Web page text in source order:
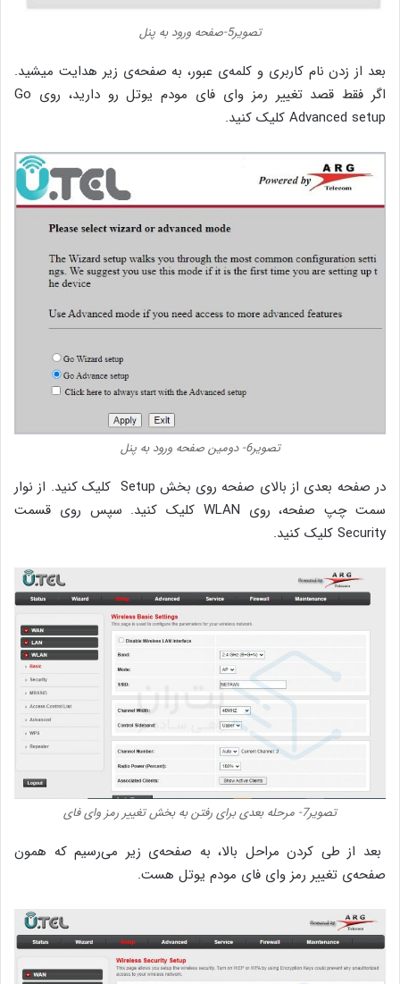
تصویر5-صفحه ورود به پنل
بعد از زدن نام کاربری و کلمه‌ی عبور، به صفحه‌ی زیر هدایت میشید.
اگر فقط قصد تغییر رمز وای فای مودم یوتل رو دارید، روی Go
Advanced setup کلیک کنید.
تصویر6- دومین صفحه ورود به پنل
در صفحه بعدی از بالای صفحه روی بخش Setup کلیک کنید. از نوار
سمت چپ صفحه، روی WLAN کلیک کنید. سپس روی قسمت
Security کلیک کنید.
تصویر7- مرحله بعدی برای رفتن به بخش تغییر رمز وای فای
بعد از طی کردن مراحل بالا، به صفحه‌ی زیر می‌رسیم که همون
صفحه‌ی تغییر رمز وای فای مودم یوتل هست.